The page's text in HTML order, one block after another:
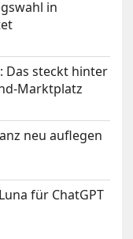
in
Das steckt hinter
Marktplatz
neu auflegen
für ChatGPT